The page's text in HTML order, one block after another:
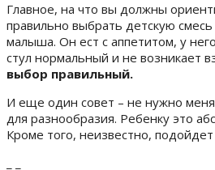
Главное, на что вы должны
правильно выбрать детскую
малыша. Он ест с аппетитом, у
стул нормальный и не возникает
выбор правильный.
И еще один совет – не нужно
для разнообразия. Ребенку это
Кроме того, неизвестно,